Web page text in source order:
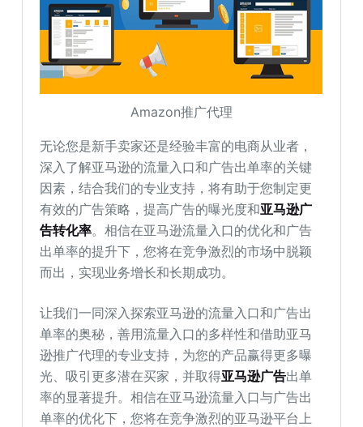
Amazon推广代理
无论您是新手卖家还是经验丰富的电商从业者，
深入了解亚马逊的流量入口和广告出单率的关键
因素，结合我们的专业支持，将有助于您制定更
有效的广告策略，提高广告的曝光度和亚马逊广
告转化率。相信在亚马逊流量入口的优化和广告
出单率的提升下，您将在竞争激烈的市场中脱颖
而出，实现业务增长和长期成功。
让我们一同深入探索亚马逊的流量入口和广告出
单率的奥秘，善用流量入口的多样性和借助亚马
逊推广代理的专业支持，为您的产品赢得更多曝
光、吸引更多潜在买家，并取得亚马逊广告出单
率的显著提升。相信在亚马逊流量入口与广告出
单率的优化下，您将在竞争激烈的亚马逊平台上